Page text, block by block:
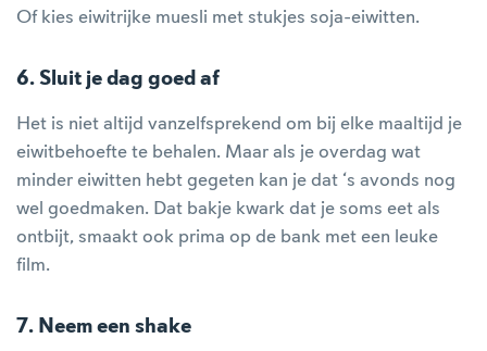
Of kies eiwitrijke muesli met stukjes soja-eiwitten.
6. Sluit je dag goed af
Het is niet altijd vanzelfsprekend om bij elke maaltijd je
eiwitbehoefte te behalen. Maar als je overdag wat
minder eiwitten hebt gegeten kan je dat ‘s avonds nog
wel goedmaken. Dat bakje kwark dat je soms eet als
ontbijt, smaakt ook prima op de bank met een leuke
film.
7. Neem een shake